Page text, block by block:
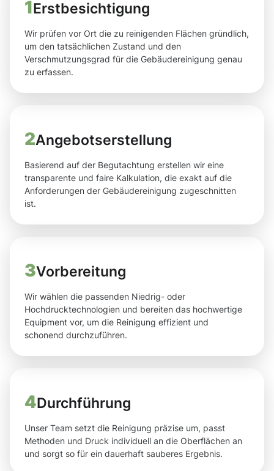
1Erstbesichtigung
Wir prüfen vor Ort die zu reinigenden Flächen gründlich,
um den tatsächlichen Zustand und den
Verschmutzungsgrad für die Gebäudereinigung genau
zu erfassen.
2Angebotserstellung
Basierend auf der Begutachtung erstellen wir eine
transparente und faire Kalkulation, die exakt auf die
Anforderungen der Gebäudereinigung zugeschnitten
ist.
3Vorbereitung
Wir wählen die passenden Niedrig- oder
Hochdrucktechnologien und bereiten das hochwertige
Equipment vor, um die Reinigung effizient und
schonend durchzuführen.
4Durchführung
Unser Team setzt die Reinigung präzise um, passt
Methoden und Druck individuell an die Oberflächen an
und sorgt so für ein dauerhaft sauberes Ergebnis.